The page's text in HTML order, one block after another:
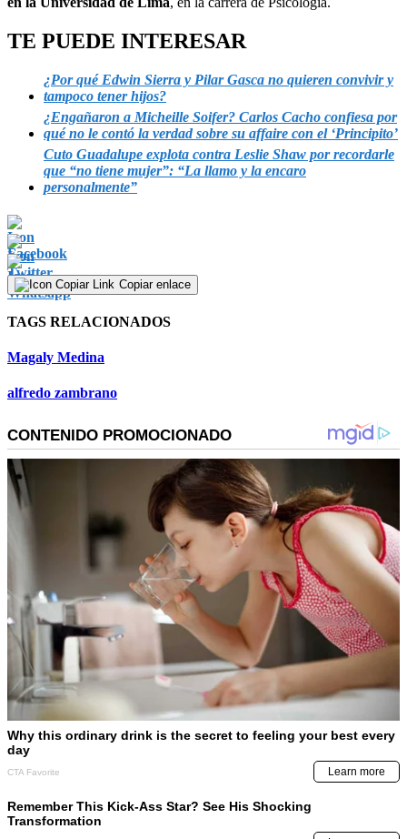
TE PUEDE INTERESAR
¿Por qué Edwin Sierra y Pilar Gasca no quieren convivir y
tampoco tener hijos?
¿Engañaron a Micheille Soifer? Carlos Cacho confiesa por
qué no le contó la verdad sobre su affaire con el ‘Principito’
Cuto Guadalupe explota contra Leslie Shaw por recordarle
que “no tiene mujer”: “La llamo y la encaro
personalmente”
Copiar enlace
TAGS RELACIONADOS
Magaly Medina
alfredo zambrano